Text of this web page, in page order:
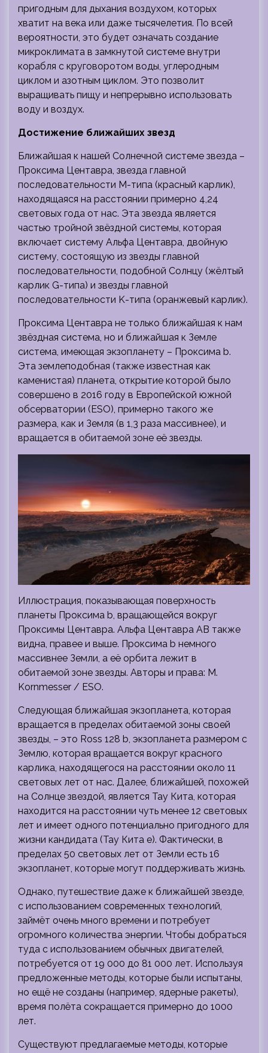
пригодным для дыхания воздухом, которых
хватит на века или даже тысячелетия. По всей
вероятности, это будет означать создание
микроклимата в замкнутой системе внутри
корабля с круговоротом воды, углеродным
циклом и азотным циклом. Это позволит
выращивать пищу и непрерывно использовать
воду и воздух.
Достижение ближайших звезд
Ближайшая к нашей Солнечной системе звезда –
Проксима Центавра, звезда главной
последовательности M-типа (красный карлик),
находящаяся на расстоянии примерно 4,24
световых года от нас. Эта звезда является
частью тройной звёздной системы, которая
включает систему Альфа Центавра, двойную
систему, состоящую из звезды главной
последовательности, подобной Солнцу (жёлтый
карлик G-типа) и звезды главной
последовательности K-типа (оранжевый карлик).
Проксима Центавра не только ближайшая к нам
звёздная система, но и ближайшая к Земле
система, имеющая экзопланету – Проксима b.
Эта землеподобная (также известная как
каменистая) планета, открытие которой было
совершено в 2016 году в Европейской южной
обсерватории (ESO), примерно такого же
размера, как и Земля (в 1,3 раза массивнее), и
вращается в обитаемой зоне её звезды.
Иллюстрация, показывающая поверхность
планеты Проксима b, вращающейся вокруг
Проксимы Центавра. Альфа Центавра AB также
видна, правее и выше. Проксима b немного
массивнее Земли, а её орбита лежит в
обитаемой зоне звезды. Авторы и права: M.
Kornmesser / ESO.
Следующая ближайшая экзопланета, которая
вращается в пределах обитаемой зоны своей
звезды, – это Ross 128 b, экзопланета размером с
Землю, которая вращается вокруг красного
карлика, находящегося на расстоянии около 11
световых лет от нас. Далее, ближайшей, похожей
на Солнце звездой, является Тау Кита, которая
находится на расстоянии чуть менее 12 световых
лет и имеет одного потенциально пригодного для
жизни кандидата (Тау Кита е). Фактически, в
пределах 50 световых лет от Земли есть 16
экзопланет, которые могут поддерживать жизнь.
Однако, путешествие даже к ближайшей звезде,
с использованием современных технологий,
займёт очень много времени и потребует
огромного количества энергии. Чтобы добраться
туда с использованием обычных двигателей,
потребуется от 19 000 до 81 000 лет. Используя
предложенные методы, которые были испытаны,
но ещё не созданы (например, ядерные ракеты),
время полёта сокращается примерно до 1000
лет.
Существуют предлагаемые методы, которые